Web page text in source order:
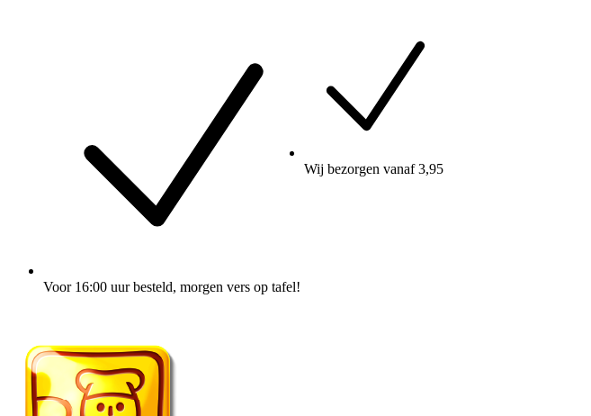
Voor 16:00 uur besteld, morgen vers op tafel!
Wij bezorgen vanaf 3,95